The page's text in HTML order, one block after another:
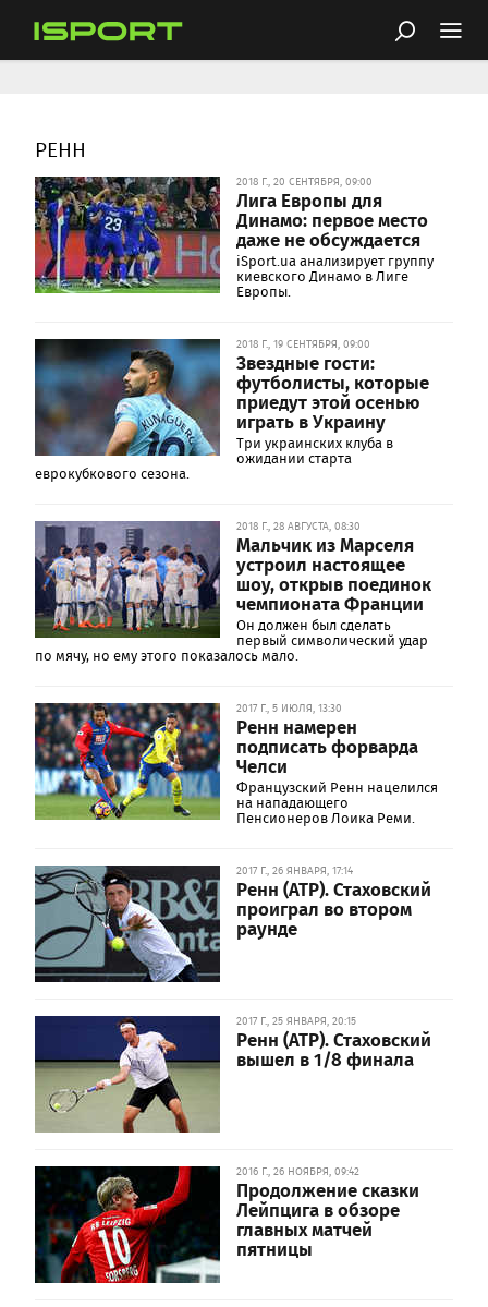
РЕНН
2018 Г., 20 СЕНТЯБРЯ, 09:00
Лига Европы для
Динамо: первое место
даже не обсуждается
iSport.ua анализирует группу
киевского Динамо в Лиге
Европы.
2018 Г., 19 СЕНТЯБРЯ, 09:00
Звездные гости:
футболисты, которые
приедут этой осенью
играть в Украину
Три украинских клуба в
ожидании старта
еврокубкового сезона.
2018 Г., 28 АВГУСТА, 08:30
Мальчик из Марселя
устроил настоящее
шоу, открыв поединок
чемпионата Франции
Он должен был сделать
первый символический удар
по мячу, но ему этого показалось мало.
2017 Г., 5 ИЮЛЯ, 13:30
Ренн намерен
подписать форварда
Челси
Французский Ренн нацелился
на нападающего
Пенсионеров Лоика Реми.
2017 Г., 26 ЯНВАРЯ, 17:14
Ренн (ATP). Стаховский
проиграл во втором
раунде
2017 Г., 25 ЯНВАРЯ, 20:15
Ренн (ATP). Стаховский
вышел в 1/8 финала
2016 Г., 26 НОЯБРЯ, 09:42
Продолжение сказки
Лейпцига в обзоре
главных матчей
пятницы